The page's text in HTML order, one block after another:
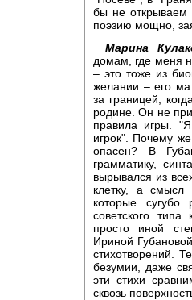
бы не открываем
поэзию мощно,
Марина
домам, где меня
– это тоже из
желании – его
за границей,
родине. Он не
правила игры.
игрок". Почему
опасен? В
грамматику,
вырывался из
клетку, а
которые
советского
просто иной
Ириной
стихотворений.
безумии, даже
эти стихи
сквозь